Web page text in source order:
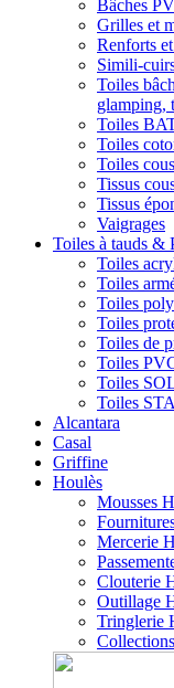
Bâches
Grilles et
Renforts
Simili-
Toiles
glamping,
Toiles
Toiles
Toiles
Tissus
Tissus
Vaigrages
Toiles à tauds &
Toiles
Toiles
Toiles
Toiles
Toiles de
Toiles
Toiles
Toiles
Alcantara
Casal
Griffine
Houlès
Mousses
Mercerie
Clouterie
Outillage
Tringlerie